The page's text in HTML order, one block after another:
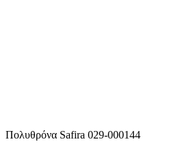
Πολυθρόνα Safira 029-000144